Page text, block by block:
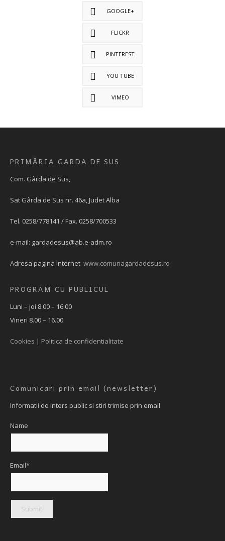
GOOGLE+
FLICKR
PINTEREST
YOU TUBE
VIMEO
PRIMĂRIA GARDA DE SUS
Com. Gârda de Sus,
Sat Gârda de Sus nr. 46a, Judet Alba
Tel. 0258/778141 / Fax. 0258/700533
e-mail: gardadesus@ab.e-adm.ro
Adresa pagina internet www.comunagardadesus.ro
PROGRAM CU PUBLICUL
Luni – joi 8.00 – 16:00
Vineri 8.00 – 16.00
Cookies | Politica de confidentialitate
Comunicari prin email (newsletter)
Informatii de inters public si stiri trimise prin email
Name
Email*